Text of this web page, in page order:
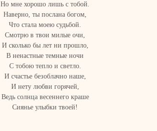
Но мне хорошо лишь с тобой.
Наверно, ты послана богом,
Что стала моею судьбой.
Смотрю в твои милые очи,
И сколько бы лет ни прошло,
В ненастные темные ночи
С тобою тепло и светло.
И счастье безоблачно наше,
И нету любви горячей,
Ведь солнца весеннего краше
Сиянье улыбки твоей!